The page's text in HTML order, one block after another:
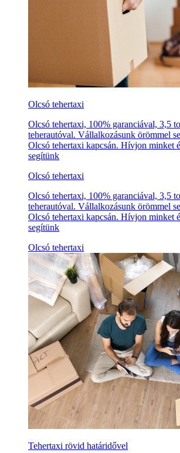
Olcsó tehertaxi
Olcsó tehertaxi, 100% garanciával, 3,5
teherautóval. Vállalkozásunk örömmel
Olcsó tehertaxi kapcsán. Hívjon minket
segítünk
Olcsó tehertaxi
Olcsó tehertaxi, 100% garanciával, 3,5
teherautóval. Vállalkozásunk örömmel
Olcsó tehertaxi kapcsán. Hívjon minket
segítünk
Olcsó tehertaxi
Tehertaxi rövid határidővel